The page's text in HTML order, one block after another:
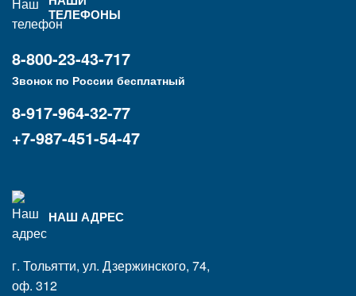
ТЕЛЕФОНЫ
8-800-23-43-717
Звонок по России бесплатный
8-917-964-32-77
+7-987-451-54-47
НАШ АДРЕС
г. Тольятти, ул. Дзержинского, 74,
оф. 312